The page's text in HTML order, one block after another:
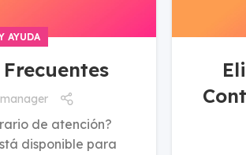
AYUDA
de atención?
disponible para